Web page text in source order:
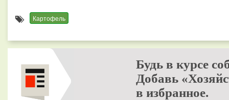
Картофель
Будь в курсе
Добавь
в избранное.